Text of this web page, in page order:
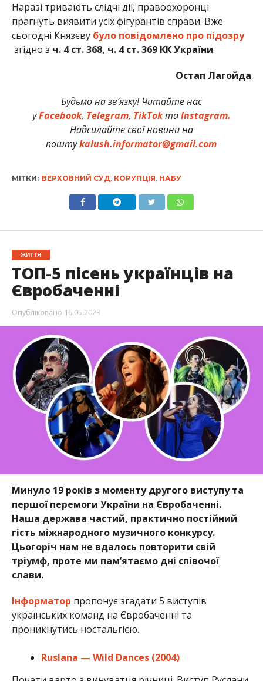
Наразі тривають слідчі дії, правоохоронці
прагнуть виявити усіх фігурантів справи. Вже
сьогодні Князєву було повідомлено про підозру
згідно з ч. 4 ст. 368, ч. 4 ст. 369 КК України.
Остап Лагойда
Будьмо на зв’язку! Читайте нас
уFacebook, Telegram, TikTokтаInstagram.
Надсилайте свої новини на
поштуkalush.informator@gmail.com
МІТКИ: ВЕРХОВНИЙ СУД, КОРУПЦІЯ, НАБУ
ЖИТТЯ
ТОП-5 пісень українців на
Євробаченні
Опубліковано 16.05.2023
Минуло 19 років з моменту другого виступу та
першої перемоги України на Євробаченні.
Наша держава частий, практично постійний
гість міжнародного музичного конкурсу.
Цьогоріч нам не вдалось повторити свій
тріумф, проте ми пам’ятаємо дні співочої
слави.
Інформатор пропонує згадати 5 виступів
українських команд на Євробаченні та
проникнутись ностальгією.
Ruslana — Wild Dances (2004)